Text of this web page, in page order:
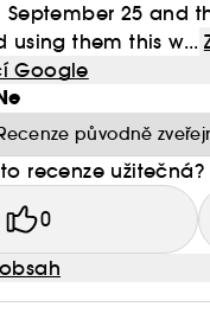
25 and
using them this w...
Google
původně
recenze užitečná?
0